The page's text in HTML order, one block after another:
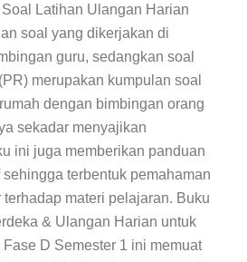
Latihan Ulangan Harian
soal yang dikerjakan di
guru, sedangkan soal
merupakan kumpulan soal
dengan bimbingan orang
sekadar menyajikan
ini juga memberikan panduan
terbentuk pemahaman
materi pelajaran. Buku
& Ulangan Harian untuk
D Semester 1 ini memuat